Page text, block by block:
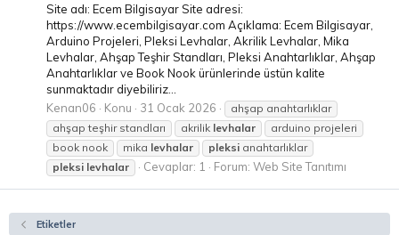
Site adı: Ecem Bilgisayar Site adresi:
https://www.ecembilgisayar.com Açıklama: Ecem Bilgisayar,
Arduino Projeleri, Pleksi Levhalar, Akrilik Levhalar, Mika
Levhalar, Ahşap Teşhir Standları, Pleksi Anahtarlıklar, Ahşap
Anahtarlıklar ve Book Nook ürünlerinde üstün kalite
sunmaktadır diyebiliriz...
Kenan06
Konu 31 Ocak 2026
ahşap anahtarlıklar
ahşap teşhir standları
akrilik levhalar
arduino projeleri
book nook
mika levhalar pleksi anahtarlıklar
pleksi levhalar Cevaplar: 1 Forum: Web Site Tanıtımı
Etiketler